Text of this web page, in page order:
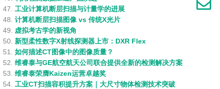
工业计算机断层扫描与计量学的进展
计算机断层扫描图像 vs 传统X光片
虚拟考古学的新视角
新型柔性数字X射线探测器上市：DXR Flex
如何描述CT图像中的图像质量？
维睿泰与GE航空航天公司联合提供全新的检测解决方案
维睿泰荣膺Kaizen运营卓越奖
工业CT扫描容积提升方案｜大尺寸物体检测技术突破